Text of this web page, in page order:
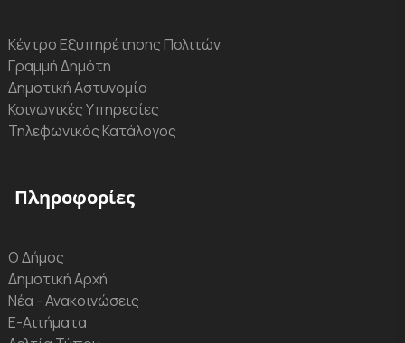
Κέντρο Εξυπηρέτησης Πολιτών
Γραμμή Δημότη
Δημοτική Αστυνομία
Κοινωνικές Υπηρεσίες
Τηλεφωνικός Κατάλογος
Πληροφορίες
Ο Δήμος
Δημοτική Αρχή
Νέα - Ανακοινώσεις
Ε-Αιτήματα